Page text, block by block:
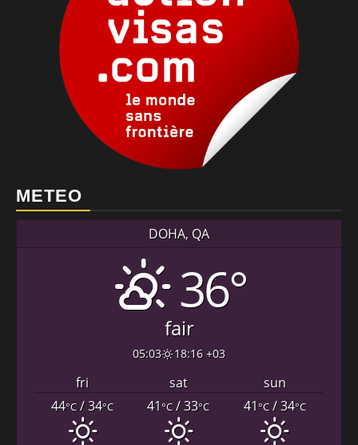
METEO
DOHA, QA
36°
fair
05:03 18:16 +03
fri sat
sun
44°C/ 34°C 41°C/ 33°C 41°C/ 34°C